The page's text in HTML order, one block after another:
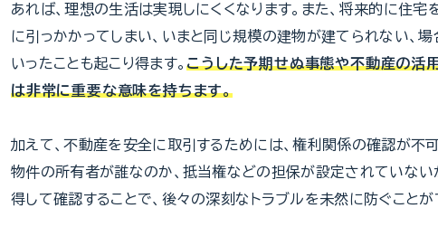
あれば、理想の生活は実現しにくくなります。また、将来的に住
に引っかかってしまい、いまと同じ規模の建物が建てられない、
いったことも起こり得ます。こうした予期せぬ事態や不動産の活
は非常に重要な意味を持ちます。
加えて、不動産を安全に取引するためには、権利関係の確認が不
物件の所有者が誰なのか、抵当権などの担保が設定されていな
得して確認することで、後々の深刻なトラブルを未然に防ぐことが